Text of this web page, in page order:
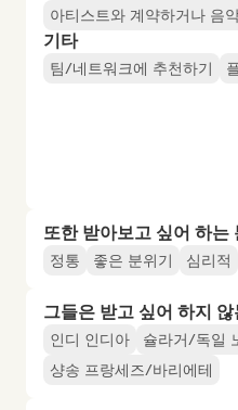
아티스트와 계약하거나 음
기타
팀/네트워크에 추천하기
또한 받아보고 싶어 하는
정통 좋은 분위기 심리적
그들은 받고 싶어 하지 않
인디 인디아
슐라거/독일
샹송 프랑세즈/바리에테